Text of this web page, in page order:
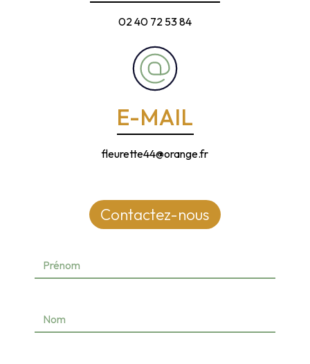
02 40 72 53 84
E-MAIL
fleurette44@orange.fr
Contactez-nous